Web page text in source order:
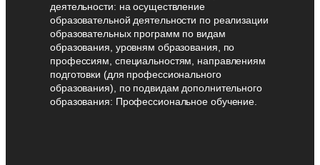
деятельности: на осуществление
образовательной деятельности по реализации
образовательных программ по видам
образования, уровням образования, по
профессиям, специальностям, направлениям
подготовки (для профессионального
образования), по подвидам дополнительного
образования: Профессиональное обучение.